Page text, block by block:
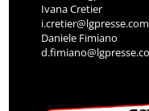
Ivana Cretier
i.cretier@lgpresse.com
Daniele Fimiano